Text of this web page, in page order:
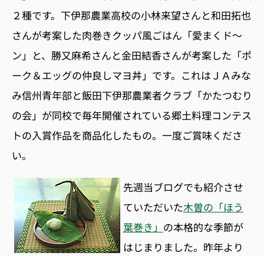
２種です。下伊那農業高校の小林来望さんと和田拓也
さんが考案した肉巻きクッパ風ごはん「愛まくド〜
ン」と、勝又麻希さんと金田結香さんが考案した「ポ
ーク＆エッグの仲良しマヨ丼」です。これはＪＡみな
み信州青年部と飯田下伊那農業者クラブ「かたつむり
の会」が同校で毎年開催されている郷土料理コンテス
トの入賞作品を商品化したもの。一度ご賞味くださ
い。
先週当ブログでも紹介させ
ていただいた木曽の「ほう
葉巻き」 の本格的な季節が
はじまりました。昨年より